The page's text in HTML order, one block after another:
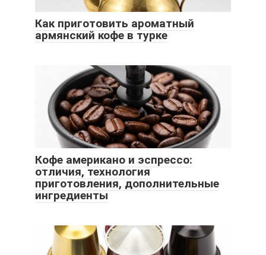
Как приготовить ароматный
армянский кофе в турке
Кофе американо и эспрессо:
отличия, технология
приготовления, дополнительные
ингредиенты